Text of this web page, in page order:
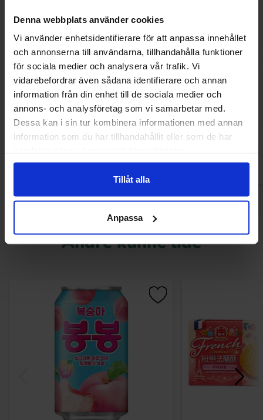
Denna webbplats använder cookies
Vi använder enhetsidentifierare för att anpassa innehållet
och annonserna till användarna, tillhandahålla funktioner
för sociala medier och analysera vår trafik. Vi
vidarebefordrar även sådana identifierare och annan
information från din enhet till de sociala medier och
annons- och analysföretag som vi samarbetar med.
Dessa kan i sin tur kombinera informationen med annan
information som du har tillhandahållit eller som de har
Tillåt alla
Anpassa
Pringles Hot Mexican Chili & Lime
Flavour 160g
29.90 kr
Køb
MAZE Popcorn
Andre kunne lide